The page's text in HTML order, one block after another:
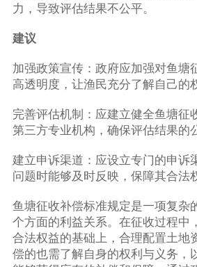
力，导致评估结果不公平。
建议
加强政策宣传：政府应加强对鱼塘
高透明度，让渔民充分了解自己的
完善评估机制：应建立健全鱼塘征
第三方专业机构，确保评估结果的
建立申诉渠道：应设立专门的申诉
问题时能够及时反映，保障其合法
鱼塘征收补偿标准规定是一项复杂
个方面的利益关系。在征收过程中
合法权益的基础上，合理配置土地
偿的也需了解自身的权利与义务，